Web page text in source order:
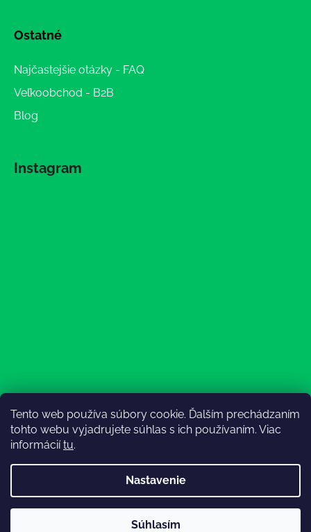
Tento web používa súbory cookie. Ďalším prechádzaním
tohto webu vyjadrujete súhlas s ich používaním. Viac
informáciítu.
Nastavenie
Súhlasím
nedostupná (na email reagujeme nonstop), expedícia ako
Ostatné
Najčastejšie otázky - FAQ
Veľkoobchod - B2B
Blog
Instagram
Sledovať na Instagrame